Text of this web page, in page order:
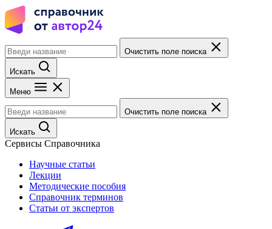
Очистить поле поиска
Искать
Меню
Очистить поле поиска
Искать
Сервисы Справочника
Научные статьи
Лекции
Методические пособия
Справочник терминов
Статьи от экспертов